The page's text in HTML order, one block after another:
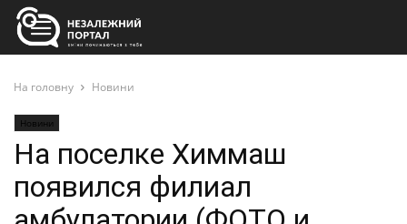
На головну Новини
Новини
На поселке Химмаш
появился филиал